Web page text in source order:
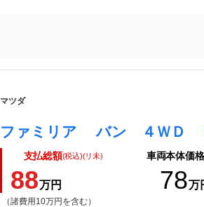
マツダ
ファミリア バン ４ＷＤ
支払総額(税込)(リ未)
88万円
（諸費用10万円を含む）
車両本体価格
78万